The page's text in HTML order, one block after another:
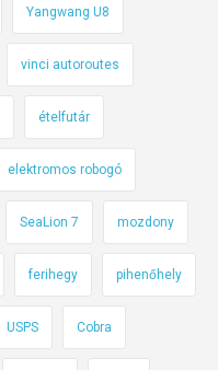
Yangwang U8
vinci autoroutes
ételfutár
elektromos robogó
SeaLion 7 mozdony
ferihegy pihenőhely
USPS Cobra